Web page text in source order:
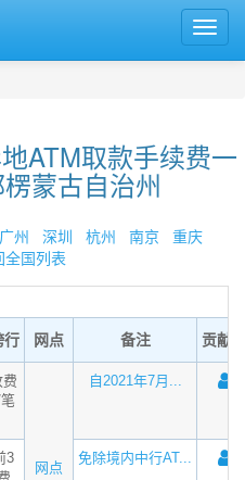
ATM取款手续费一
蒙古自治州
广州 深圳 杭州 南京
重庆
全国列表
行 网点 备注 贡献
网点
自2021年7月...
3
免除境内中行AT...